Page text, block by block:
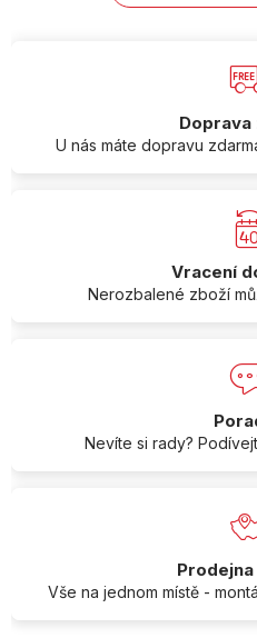
Doprava
U nás máte dopravu
Vracení
Nerozbalené zboží
Nevíte si rady?
Vše na jednom místě -